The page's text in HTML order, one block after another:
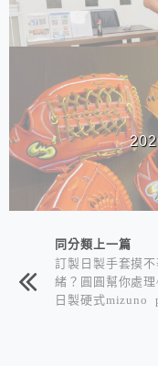
同分類上一篇
訂製日製手套摸不
緒？圓圓幫你處
日製硬式mizuno